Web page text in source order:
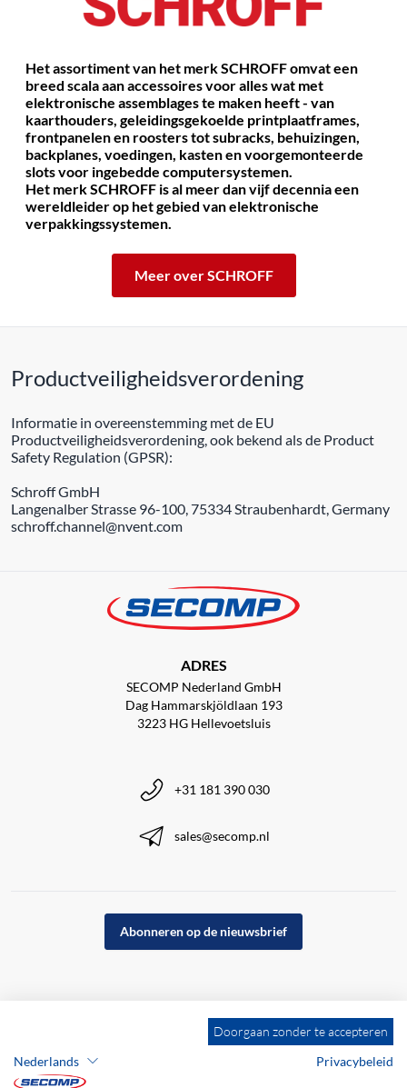
Het assortiment van het merk SCHROFF omvat een
breed scala aan accessoires voor alles wat met
elektronische assemblages te maken heeft - van
kaarthouders, geleidingsgekoelde printplaatframes,
frontpanelen en roosters tot subracks, behuizingen,
backplanes, voedingen, kasten en voorgemonteerde
slots voor ingebedde computersystemen.
Het merk SCHROFF is al meer dan vijf decennia een
wereldleider op het gebied van elektronische
verpakkingssystemen.
Meer over SCHROFF
Productveiligheidsverordening
Informatie in overeenstemming met de EU
Productveiligheidsverordening, ook bekend als de Product
Safety Regulation (GPSR):
Schroff GmbH
Langenalber Strasse 96-100, 75334 Straubenhardt, Germany
schroff.channel@nvent.com
ADRES
SECOMP Nederland GmbH
Dag Hammarskjöldlaan 193
3223 HG Hellevoetsluis
+31 181 390 030
sales@secomp.nl
Abonneren op de nieuwsbrief
Doorgaan zonder te accepteren
Nederlands
Privacybeleid